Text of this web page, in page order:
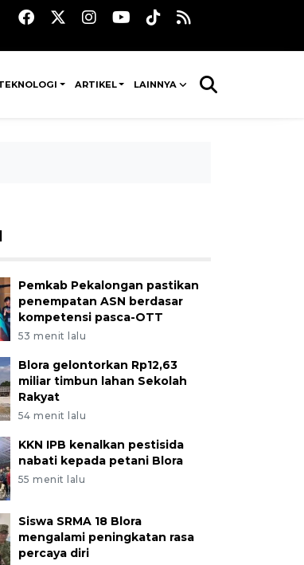
ARTIKEL LAINNYA
Pemkab Pekalongan pastikan
penempatan ASN berdasar
kompetensi pasca-OTT
53 menit lalu
Blora gelontorkan Rp12,63
miliar timbun lahan Sekolah
Rakyat
54 menit lalu
KKN IPB kenalkan pestisida
nabati kepada petani Blora
55 menit lalu
Siswa SRMA 18 Blora
mengalami peningkatan rasa
percaya diri